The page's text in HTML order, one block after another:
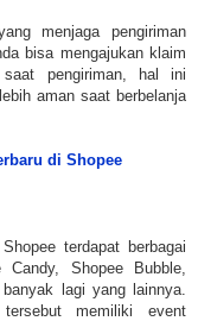
menjaga pengiriman
bisa mengajukan klaim
pengiriman, hal ini
aman saat berbelanja
di Shopee
terdapat berbagai
Shopee Bubble,
lagi yang lainnya.
memiliki event